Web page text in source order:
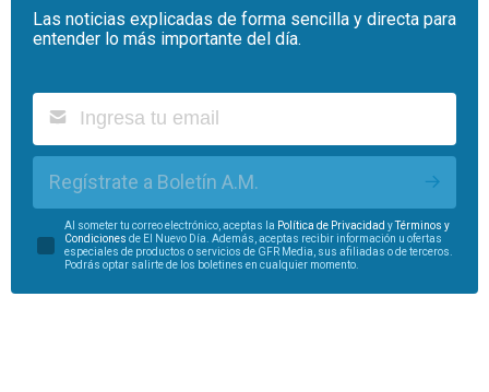
Las noticias explicadas de forma sencilla y directa para
entender lo más importante del día.
Regístrate a Boletín A.M.
Al someter tu correo electrónico, aceptas la Política de Privacidad yTérminos y
Condiciones de El Nuevo Día. Además, aceptas recibir información u ofertas
especiales de productos o servicios de GFR Media, sus afiliadas o de terceros.
Podrás optar salirte de los boletines en cualquier momento.